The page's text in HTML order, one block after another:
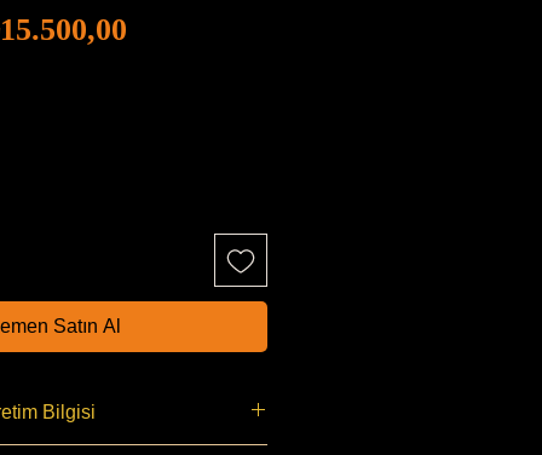
Satın Al
Bilgisi